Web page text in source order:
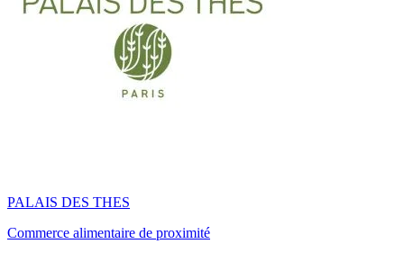
PALAIS DES THES
Commerce alimentaire de proximité